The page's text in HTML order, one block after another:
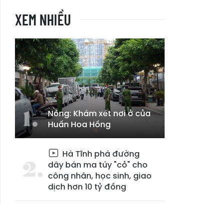
XEM NHIỀU
Nóng: Khám xét nơi ở của
Huấn Hoa Hồng
Hà Tĩnh phá đường
dây bán ma túy "cỏ" cho
công nhân, học sinh, giao
dịch hơn 10 tỷ đồng